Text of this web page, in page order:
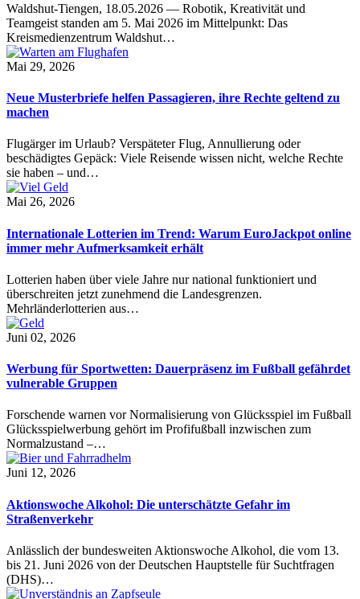
Waldshut-Tiengen, 18.05.2026 — Robotik, Kreativität und
Teamgeist standen am 5. Mai 2026 im Mittelpunkt: Das
Kreismedienzentrum Waldshut…
Mai 29, 2026
Neue Musterbriefe helfen Passagieren, ihre Rechte geltend zu
machen
Flugärger im Urlaub? Verspäteter Flug, Annullierung oder
beschädigtes Gepäck: Viele Reisende wissen nicht, welche Rechte
sie haben – und…
Mai 26, 2026
Internationale Lotterien im Trend: Warum EuroJackpot online
immer mehr Aufmerksamkeit erhält
Lotterien haben über viele Jahre nur national funktioniert und
überschreiten jetzt zunehmend die Landesgrenzen.
Mehrländerlotterien aus…
Juni 02, 2026
Werbung für Sportwetten: Dauerpräsenz im Fußball gefährdet
vulnerable Gruppen
Forschende warnen vor Normalisierung von Glücksspiel im Fußball
Glücksspielwerbung gehört im Profifußball inzwischen zum
Normalzustand –…
Juni 12, 2026
Aktionswoche Alkohol: Die unterschätzte Gefahr im
Straßenverkehr
Anlässlich der bundesweiten Aktionswoche Alkohol, die vom 13.
bis 21. Juni 2026 von der Deutschen Hauptstelle für Suchtfragen
(DHS)…